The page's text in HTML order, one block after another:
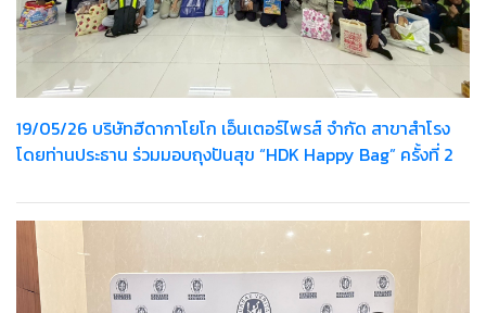
19/05/26 บริษัทฮีดากาโยโก เอ็นเตอร์ไพรส์ จำกัด สาขาสำโรง
โดยท่านประธาน ร่วมมอบถุงปันสุข “HDK Happy Bag” ครั้งที่ 2